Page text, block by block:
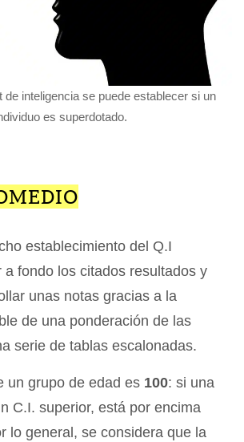
de inteligencia se puede establecer si un
es superdotado.
establecimiento del Q.I
a fondo los citados resultados y
unas notas gracias a la
de una ponderación de las
serie de tablas escalonadas.
un grupo de edad es 100: si una
C.I. superior, está por encima
lo general, se considera que la